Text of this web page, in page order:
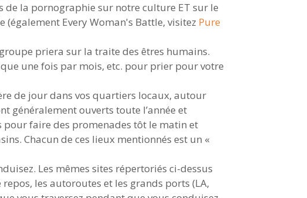
de la pornographie sur notre culture ET sur le
(également Every Woman's Battle, visitez Pure
priera sur la traite des êtres humains.
une fois par mois, etc. pour prier pour votre
de jour dans vos quartiers locaux, autour
généralement ouverts toute l’année et
pour faire des promenades tôt le matin et
Chacun de ces lieux mentionnés est un «
Les mêmes sites répertoriés ci-dessus
les autoroutes et les grands ports (LA,